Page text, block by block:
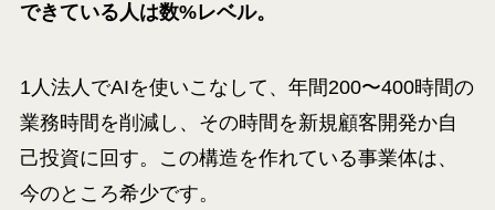
できている人は数%レベル。
1人法人でAIを使いこなして、年間200〜400時間の
業務時間を削減し、その時間を新規顧客開発か自
己投資に回す。この構造を作れている事業体は、
今のところ希少です。